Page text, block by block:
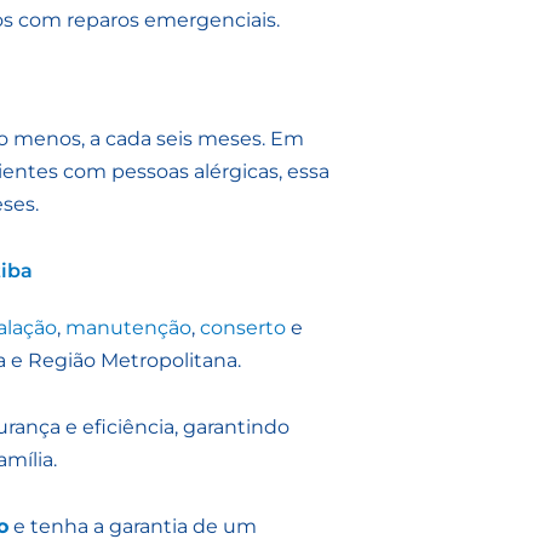
com reparos emergenciais.
a cada seis meses. Em
com pessoas alérgicas, essa
, manutenção, conserto e
e Região Metropolitana.
e eficiência, garantindo
e tenha a garantia de um